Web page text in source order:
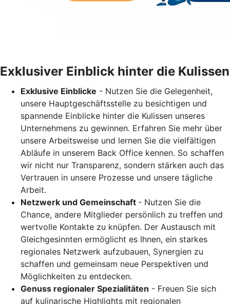
Exklusiver Einblick hinter die Kulissen
Exklusive Einblicke - Nutzen Sie die Gelegenheit,
unsere Hauptgeschäftsstelle zu besichtigen und
spannende Einblicke hinter die Kulissen unseres
Unternehmens zu gewinnen. Erfahren Sie mehr über
unsere Arbeitsweise und lernen Sie die vielfältigen
Abläufe in unserem Back Office kennen. So schaffen
wir nicht nur Transparenz, sondern stärken auch das
Vertrauen in unsere Prozesse und unsere tägliche
Arbeit.
Netzwerk und Gemeinschaft - Nutzen Sie die
Chance, andere Mitglieder persönlich zu treffen und
wertvolle Kontakte zu knüpfen. Der Austausch mit
Gleichgesinnten ermöglicht es Ihnen, ein starkes
regionales Netzwerk aufzubauen, Synergien zu
schaffen und gemeinsam neue Perspektiven und
Möglichkeiten zu entdecken.
Genuss regionaler Spezialitäten - Freuen Sie sich
auf kulinarische Highlights mit regionalen